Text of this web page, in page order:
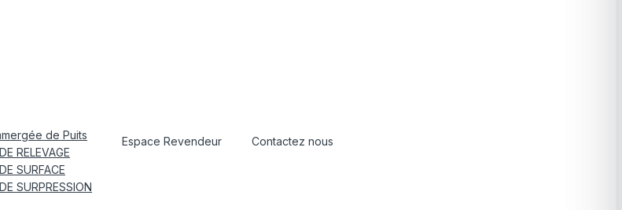
de Puits
RELEVAGE
SURFACE
SURPRESSION
Espace Revendeur Contactez nous